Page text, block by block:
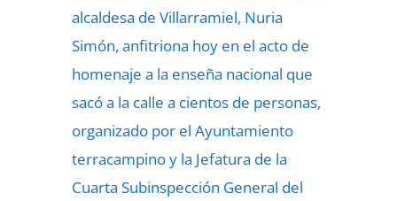
alcaldesa de Villarramiel, Nuria
Simón, anfitriona hoy en el acto de
homenaje a la enseña nacional que
sacó a la calle a cientos de personas,
organizado por el Ayuntamiento
terracampino y la Jefatura de la
Cuarta Subinspección General del